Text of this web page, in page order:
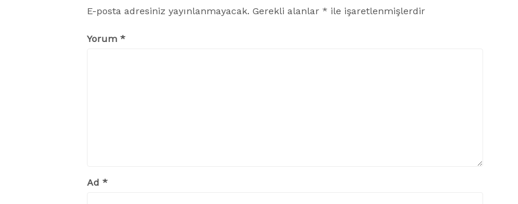
E-posta adresiniz yayınlanmayacak. Gerekli alanlar * ile işaretlenmişlerdir
Yorum *
Ad *